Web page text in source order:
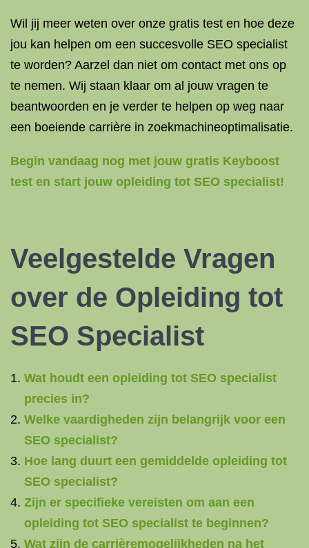
Wil jij meer weten over onze gratis test en hoe deze
jou kan helpen om een succesvolle SEO specialist
te worden? Aarzel dan niet om contact met ons op
te nemen. Wij staan klaar om al jouw vragen te
beantwoorden en je verder te helpen op weg naar
een boeiende carrière in zoekmachineoptimalisatie.
Begin vandaag nog met jouw gratis Keyboost
test en start jouw opleiding tot SEO specialist!
Veelgestelde Vragen
over de Opleiding tot
SEO Specialist
Wat houdt een opleiding tot SEO specialist
precies in?
Welke vaardigheden zijn belangrijk voor een
SEO specialist?
Hoe lang duurt een gemiddelde opleiding tot
SEO specialist?
Zijn er specifieke vereisten om aan een
opleiding tot SEO specialist te beginnen?
Wat zijn de carrièremogelijkheden na het